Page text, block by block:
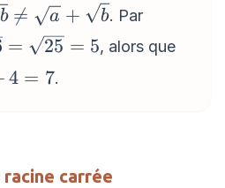
b 
= a + b. Par
= 25 = 5, alors que
4 = 7.
carrée